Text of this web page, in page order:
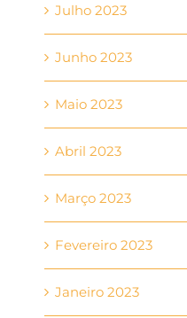
Julho 2023
Junho 2023
Maio 2023
Abril 2023
Março 2023
Fevereiro 2023
Janeiro 2023